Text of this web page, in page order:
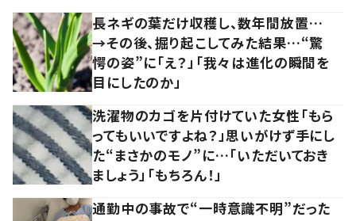
長ネギの葉だけ収穫し、数年間放置…
→その後、掘り起こしてみた結果…“驚
愕の姿”に「え？」「我々は進化の瞬間を
目にしたのか」
洗濯物のカゴを片付けていた女性「もら
ってもいいですよね？」思いがけず手にし
た“まさかのモノ”に…「いただいておき
ましょう」「もちろん！」
通勤中の事故で“一時意識不明”だった